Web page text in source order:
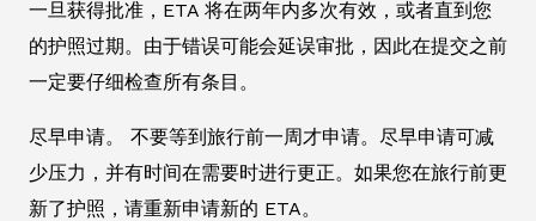
一旦获得批准，ETA 将在两年内多次有效，或者直到您
的护照过期。由于错误可能会延误审批，因此在提交之前
一定要仔细检查所有条目。
尽早申请。 不要等到旅行前一周才申请。尽早申请可减
少压力，并有时间在需要时进行更正。如果您在旅行前更
新了护照，请重新申请新的 ETA。